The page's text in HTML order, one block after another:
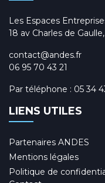
Les Espaces
18 av Charles de
contact@andes.fr
06 95 70 43 21
Par téléphone : 05 34
LIENS UTILES
Partenaires ANDES
Mentions légales
Politique de